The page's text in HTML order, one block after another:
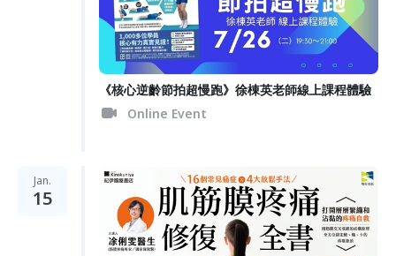
《核心逆齡節拍超慢跑》徐棟英老師線上課程體驗
Online Event
Jan.
15